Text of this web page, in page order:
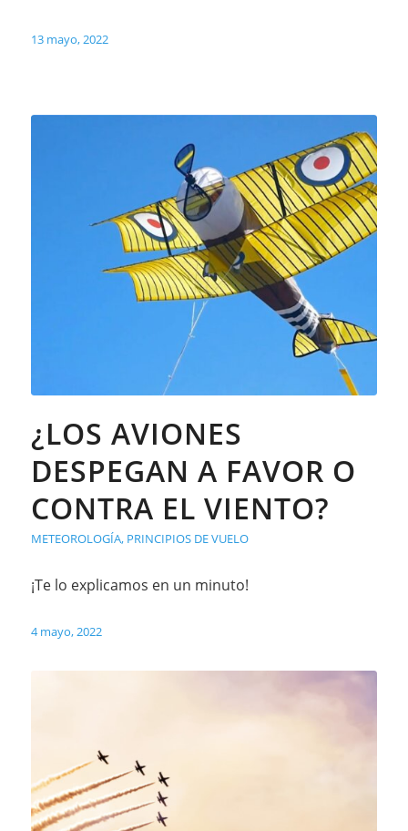
13 mayo, 2022
¿LOS AVIONES
DESPEGAN A FAVOR O
CONTRA EL VIENTO?
METEOROLOGÍA, PRINCIPIOS DE VUELO
¡Te lo explicamos en un minuto!
4 mayo, 2022